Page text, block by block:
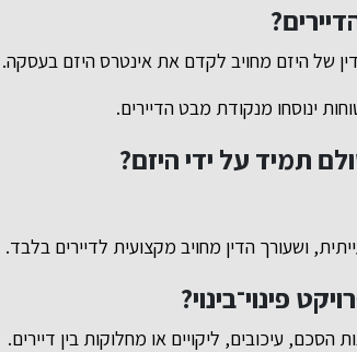
של היזם מחויב לקדם את אינטרס היזם בעסקה.
ינוסחו מנקודת מבט הדיירים.
תמיד על ידי היזם?
ושעורך הדין מחויב מקצועית לדיירים בלבד.
פינוי־בינוי?
עיכובים, ליקויים או מחלוקות בין דיירים.